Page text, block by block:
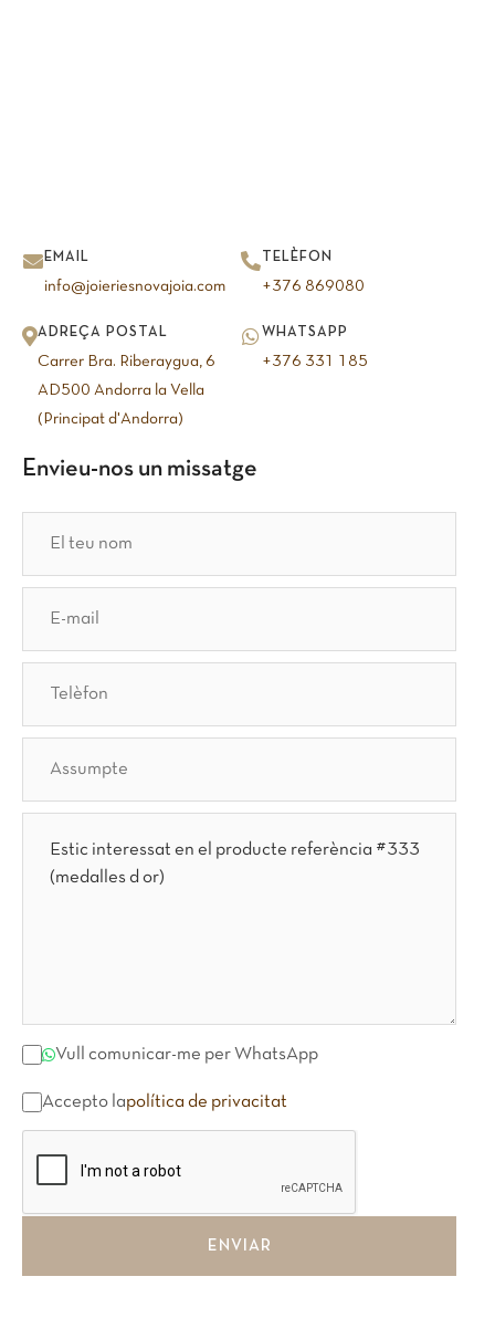
EMAIL
info@joieriesnovajoia.com
TELÈFON
+376 869080
ADREÇA POSTAL
Carrer Bra. Riberaygua, 6
AD500 Andorra la Vella
(Principat d'Andorra)
WHATSAPP
+376 331 185
Envieu-nos un missatge
Vull comunicar-me per WhatsApp
Accepto lapolítica de privacitat
ENVIAR